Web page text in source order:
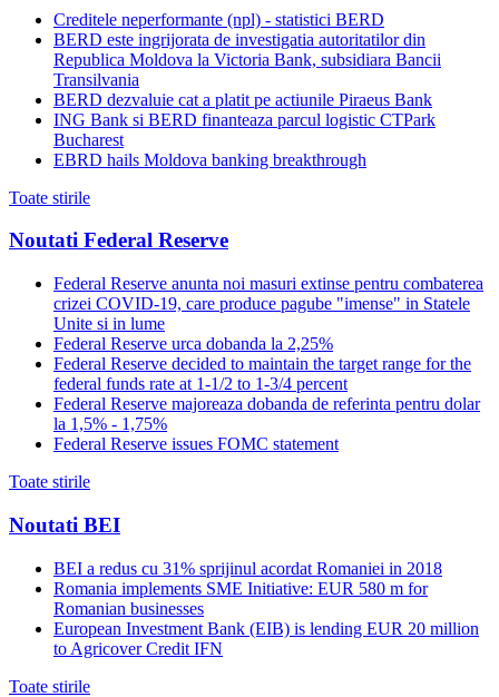
Creditele neperformante (npl) - statistici BERD
BERD este ingrijorata de investigatia autoritatilor din
Republica Moldova la Victoria Bank, subsidiara Bancii
Transilvania
BERD dezvaluie cat a platit pe actiunile Piraeus Bank
ING Bank si BERD finanteaza parcul logistic CTPark
Bucharest
EBRD hails Moldova banking breakthrough
Toate stirile
Noutati Federal Reserve
Federal Reserve anunta noi masuri extinse pentru combaterea
crizei COVID-19, care produce pagube "imense" in Statele
Unite si in lume
Federal Reserve urca dobanda la 2,25%
Federal Reserve decided to maintain the target range for the
federal funds rate at 1-1/2 to 1-3/4 percent
Federal Reserve majoreaza dobanda de referinta pentru dolar
la 1,5% - 1,75%
Federal Reserve issues FOMC statement
Toate stirile
Noutati BEI
BEI a redus cu 31% sprijinul acordat Romaniei in 2018
Romania implements SME Initiative: EUR 580 m for
Romanian businesses
European Investment Bank (EIB) is lending EUR 20 million
to Agricover Credit IFN
Toate stirile